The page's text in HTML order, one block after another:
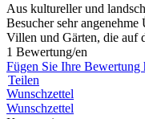
Aus kultureller und
Besucher sehr
Villen und Gärten, die auf
1 Bewertung/en
Fügen Sie Ihre Bewertung
Teilen
Wunschzettel
Wunschzettel